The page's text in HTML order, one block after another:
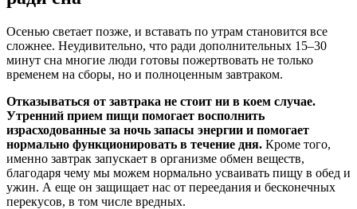
Осенью светает позже, и вставать по утрам становится все
сложнее. Неудивительно, что ради дополнительных 15–30
минут сна многие люди готовы пожертвовать не только
временем на сборы, но и полноценным завтраком.
Отказываться от завтрака не стоит ни в коем случае.
Утренний прием пищи помогает восполнить
израсходованные за ночь запасы энергии и помогает
нормально функционировать в течение дня. Кроме того,
именно завтрак запускает в организме обмен веществ,
благодаря чему мы можем нормально усваивать пищу в обед и
ужин. А еще он защищает нас от переедания и бесконечных
перекусов, в том числе вредных.